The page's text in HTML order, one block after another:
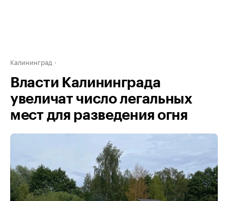
Калининград
Власти Калининграда
увеличат число легальных
мест для разведения огня